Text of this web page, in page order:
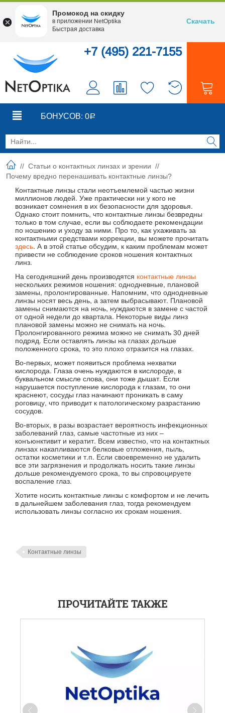
+7 (495) 221-7155
БОНУСОВ: 0Р
// Статьи о контактных линзах и зрении //
Почему вредно перенашивать контактные линзы?
Контактные линзы стали неотъемлемой частью жизни
миллионов людей. Уже практически ни у кого не
возникает сомнения в их безопасности для здоровья.
Однако стоит помнить, что контактные линзы безвредны
только в том случае, если вы соблюдаете рекомендации
по ношению и уходу за ними. Про то, как ухаживать за
контактными средствами коррекции, вы можете прочитать
здесь. А в этой статье обсудим, к каким проблемам может
привести не соблюдение сроков ношения контактных
линз.
На сегодняшний день производятся контактные линзы
нескольких режимов ношения: однодневные, плановой
замены, пролонгированные. Напомним, что однодневные
линзы носят весь день, а затем выбрасывают. Плановой
замены снимаются на ночь, нуждаются в замене с частой
от одной недели до квартала. Некоторые виды линз
плановой замены можно не снимать на ночь.
Пролонгированного режима можно не снимать 30 дней
подряд. Если оставлять линзы на глазах дольше
положенного срока, то это плохо отразится на глазах.
Во-первых, может появиться проблема нехватки
кислорода. Глаза очень нуждаются в кислороде, в
буквальном смысле слова, они тоже дышат. Если
нарушается поступление кислорода к глазам, то они
краснеют, сосуды глаз начинают проникать в саму
роговицу, что приводит к патологическому разрастанию
сосудов.
Во-вторых, в разы возрастает вероятность инфекционных
заболеваний глаз, самые частотные из них –
конъюнктивит и кератит. Всем известно, что на контактных
линзах накапливаются белковые отложения, пыль,
остатки косметики и т.п. Если своевременно не удалить
все эти загрязнения и продолжать носить такие линзы
дольше рекомендуемого срока, то вы спровоцируете
воспаление глаз.
Хотите носить контактные линзы с комфортом и не лечить
в дальнейшем заболевания глаз, тогда рекомендуем
использовать линзы согласно их срокам ношения.
Контактные линзы
ПРОЧИТАЙТЕ ТАКЖЕ
Промокод на скидку
в приложении NetOptika
Быстрая доставка
Скачать